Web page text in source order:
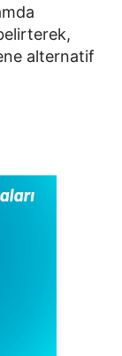
alternatif